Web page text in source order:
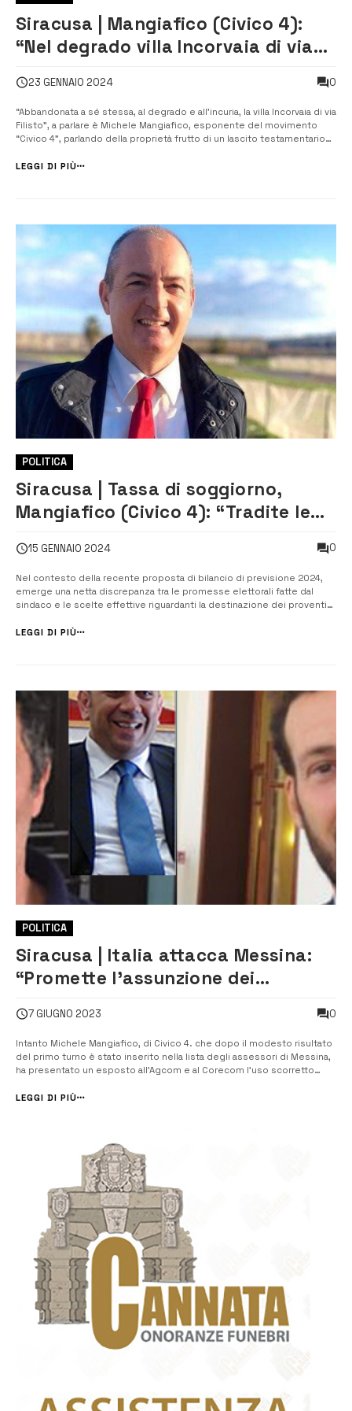
Siracusa | Mangiafico (Civico 4):
“Nel degrado villa Incorvaia di via
23 GENNAIO 2024 0
“Abbandonata a sé stessa, al degrado e all’incuria, la villa Incorvaia di via
Filisto”, a parlare è Michele Mangiafico, esponente del movimento
“Civico 4”, parlando della proprietà frutto di un lascito testamentario
istituto. L’atto testamentario della professo...
LEGGI DI PIÙ
POLITICA
Siracusa | Tassa di soggiorno,
Mangiafico (Civico 4): “Tradite le
15 GENNAIO 2024 0
Nel contesto della recente proposta di bilancio di previsione 2024,
emerge una netta discrepanza tra le promesse elettorali fatte dal
sindaco e le scelte effettive riguardanti la destinazione dei proventi
dirlo è Michele Mangiafico, leader del movimento Civico 4,...
LEGGI DI PIÙ
POLITICA
Siracusa | Italia attacca Messina:
“Promette l’assunzione dei
lavorano per il Comune”
7 GIUGNO 2023 0
Intanto Michele Mangiafico, di Civico 4. che dopo il modesto risultato
del primo turno è stato inserito nella lista degli assessori di Messina,
ha presentato un esposto all’Agcom e al Corecom l’uso scorretto
giorni prima del ballottaggio di domenica e lunedì, e tra gli schie...
LEGGI DI PIÙ